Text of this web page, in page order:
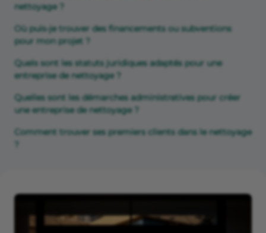
nettoyage ?
Où puis-je trouver des financements ou subventions
pour mon projet ?
Quels sont les statuts juridiques adaptés pour une
entreprise de nettoyage ?
Quelles sont les démarches administratives pour créer
une entreprise de nettoyage ?
Comment trouver ses premiers clients dans le nettoyage
?